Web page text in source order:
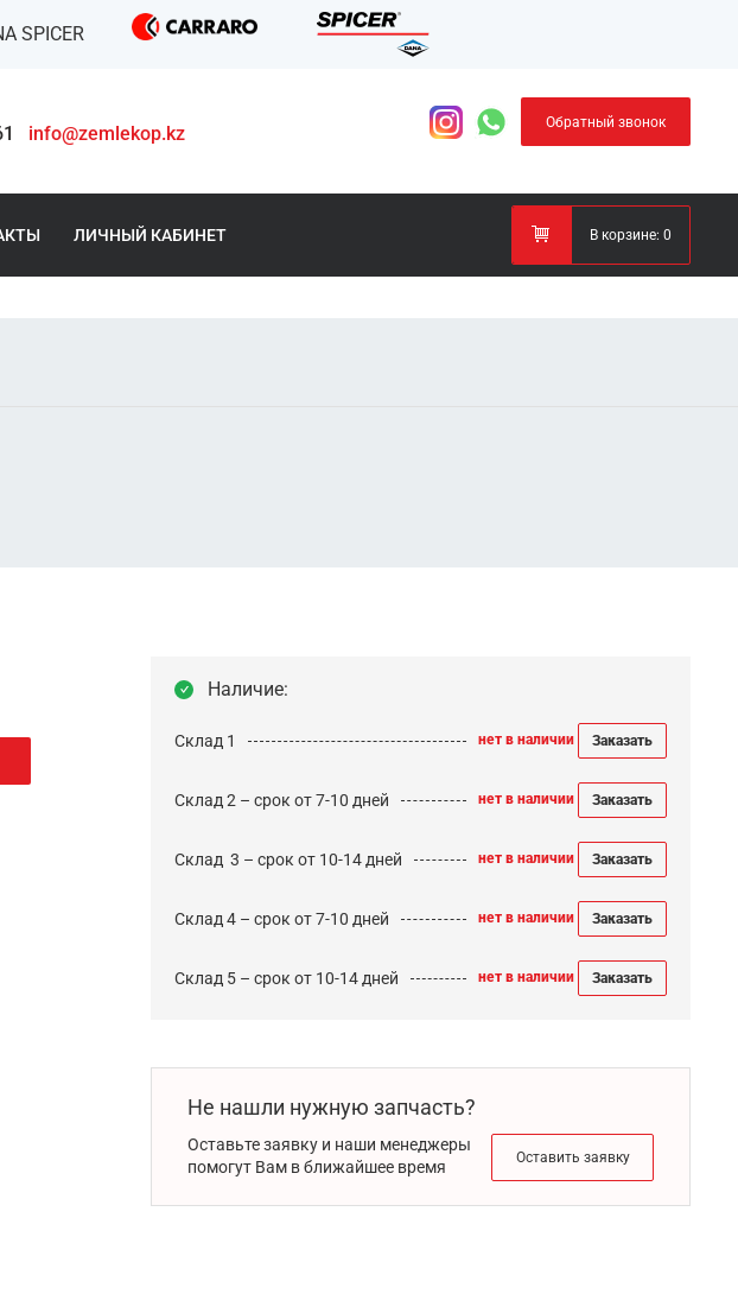
SPICER
info@zemlekop.kz Обратный звонок
ЛИЧНЫЙ КАБИНЕТ В корзине: 0
Наличие:
Склад 1 нет в наличии Заказать
Склад 2 – срок от 7-10 дней нет в наличии Заказать
Cклад 3 – срок от 10-14 дней нет в наличии Заказать
Склад 4 – срок от 7-10 дней нет в наличии Заказать
Склад 5 – срок от 10-14 дней нет в наличии Заказать
Не нашли нужную запчасть?
Оставьте заявку и наши менеджеры
помогут Вам в ближайшее время
Оставить заявку